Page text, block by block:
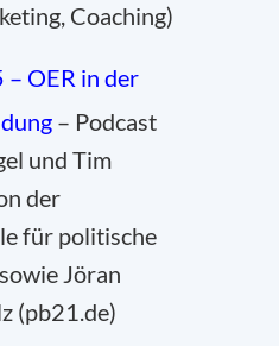
Coaching)
– OER in der
– Podcast
und Tim
der
für politische
Jöran
(pb21.de)